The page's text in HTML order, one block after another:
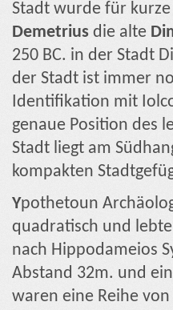
Stadt wurde für kurze
Demetrius die alte
250 BC. in der Stadt
der Stadt ist immer
Identifikation mit
genaue Position des
Stadt liegt am
kompakten
Ypothetoun
quadratisch und
nach Hippodameios
Abstand 32m. und
waren eine Reihe